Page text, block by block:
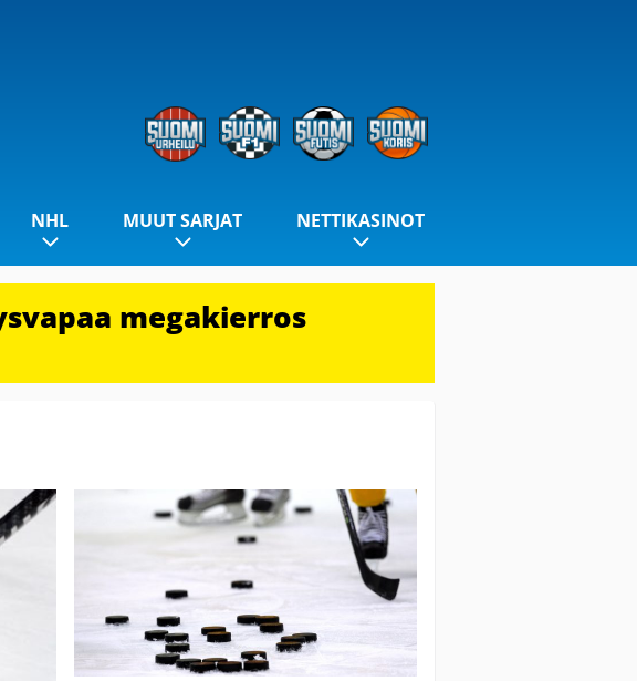
NHL MUUT SARJAT NETTIKASINOT
megakierros